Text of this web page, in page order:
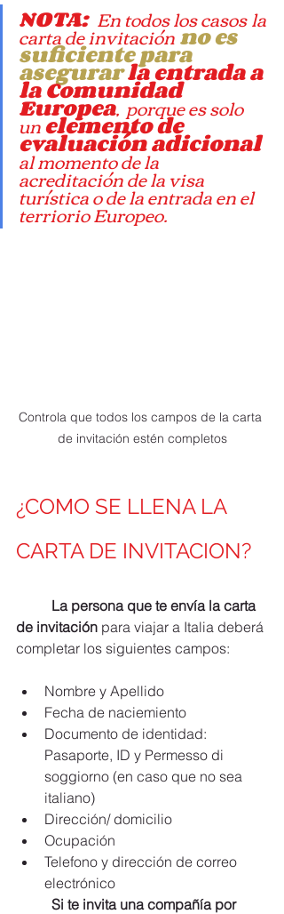
NOTA: En todos los casosla
carta de invitaciónno es
suficiente para
asegurar la entrada a
la Comunidad
Europea,  porque es solo
un elemento de
evaluación adicional
al momento de la
acreditación de la visa
turística o de la entrada en el
terriorio Europeo.
Controla que todos los campos de la carta
de invitación estén completos
¿COMO SE LLENA LA
CARTA DE INVITACION?
La persona que te envía la carta
de invitación para viajar a Italia deberá
completar los siguientes campos:
Nombre y Apellido
Fecha de naciemiento
Documento de identidad:
Pasaporte, ID y Permesso di
soggiorno (en caso que no sea
italiano)
Dirección/ domicilio
Ocupación
Telefono y dirección de correo
electrónico
Si te invita una compañía por